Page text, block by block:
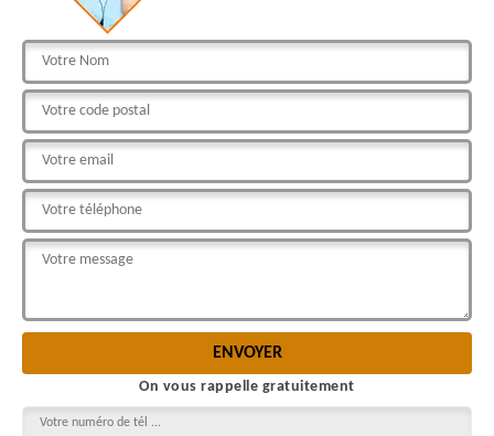
On vous rappelle gratuitement